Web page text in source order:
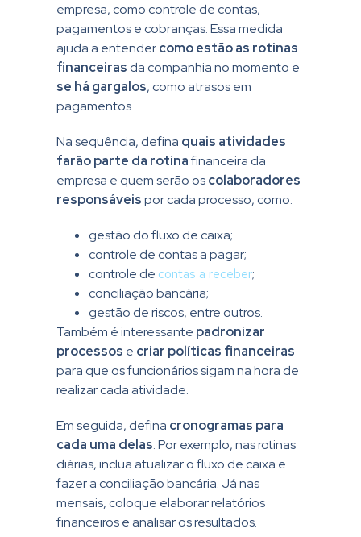
empresa, como controle de contas,
pagamentos e cobranças. Essa medida
ajuda a entendercomo estão as rotinas
financeiras da companhia no momento e
se há gargalos, como atrasos em
pagamentos.
Na sequência, defina quais atividades
farão parte da rotinafinanceira da
empresa e quem serão oscolaboradores
responsáveispor cada processo, como:
gestão do fluxo de caixa;
controle de contas a pagar;
controle de contas a receber;
conciliação bancária;
gestão de riscos, entre outros.
Também é interessante padronizar
processos e criar políticas financeiras
para que os funcionários sigam na hora de
realizar cada atividade.
Em seguida, defina cronogramas para
cada uma delas. Por exemplo, nas rotinas
diárias, inclua atualizar o fluxo de caixa e
fazer a conciliação bancária. Já nas
mensais, coloque elaborar relatórios
financeiros e analisar os resultados.